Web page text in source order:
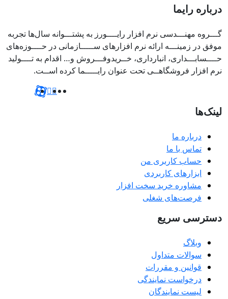
درباره رایما
گـــروه مهنـــدسی نرم افزار رایــــورز به پشتـــوانه سال‌ها تجربه
موفق در زمینـــه ارائه نرم افزار‌های ســـــازمانی در حــــوزه‌های
حــــسابـــداری، انبارداری، خــریدوفـــروش و… اقدام به تــــولید
نرم افزار فروشگاهــی تحت عنوان رایـــــما کرده اســت.


لینک‌ها
درباره ما
تماس با ما
حساب کاربری من
ابزارهای کاربردی
مشاوره خرید سخت افزار
فرصت‌های شغلی
دسترسی سریع
وبلاگ
سوالات متداول
قوانین و مقررات
درخواست نمایندگی
لیست نمایندگان